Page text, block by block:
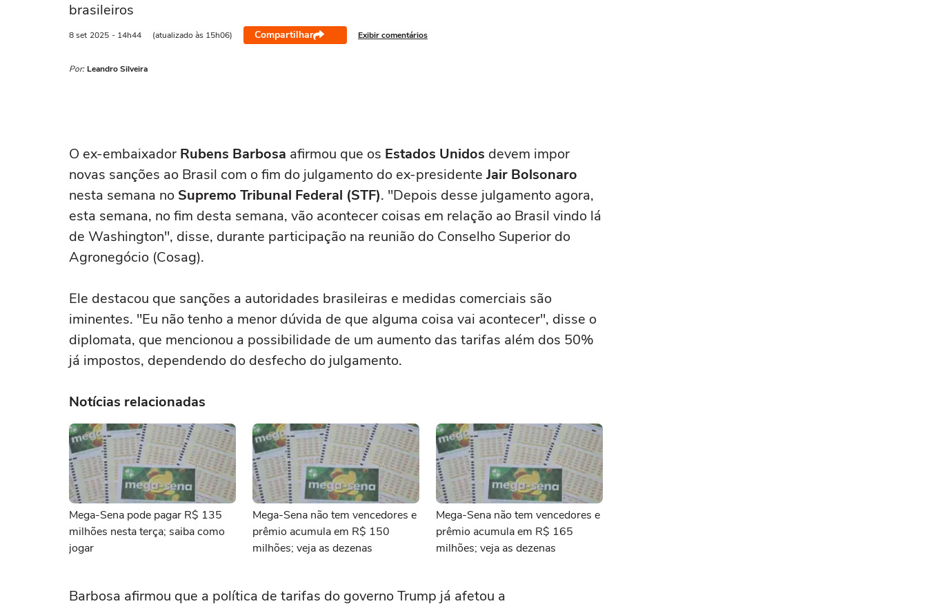
brasileiros
8 set 2025 - 14h44 (atualizado às 15h06) Compartilhar Exibir comentários
Por: Leandro Silveira
O ex-embaixador Rubens Barbosa afirmou que os Estados Unidos devem impor
novas sanções ao Brasil com o fim do julgamento do ex-presidente Jair Bolsonaro
nesta semana no Supremo Tribunal Federal (STF). "Depois desse julgamento agora,
esta semana, no fim desta semana, vão acontecer coisas em relação ao Brasil vindo lá
de Washington", disse, durante participação na reunião do Conselho Superior do
Agronegócio (Cosag).
Ele destacou que sanções a autoridades brasileiras e medidas comerciais são
iminentes. "Eu não tenho a menor dúvida de que alguma coisa vai acontecer", disse o
diplomata, que mencionou a possibilidade de um aumento das tarifas além dos 50%
já impostos, dependendo do desfecho do julgamento.
Notícias relacionadas
Mega-Sena pode pagar R$ 135
milhões nesta terça; saiba como
jogar
Mega-Sena não tem vencedores e
prêmio acumula em R$ 150
milhões; veja as dezenas
Mega-Sena não tem vencedores e
prêmio acumula em R$ 165
milhões; veja as dezenas
Barbosa afirmou que a política de tarifas do governo Trump já afetou a